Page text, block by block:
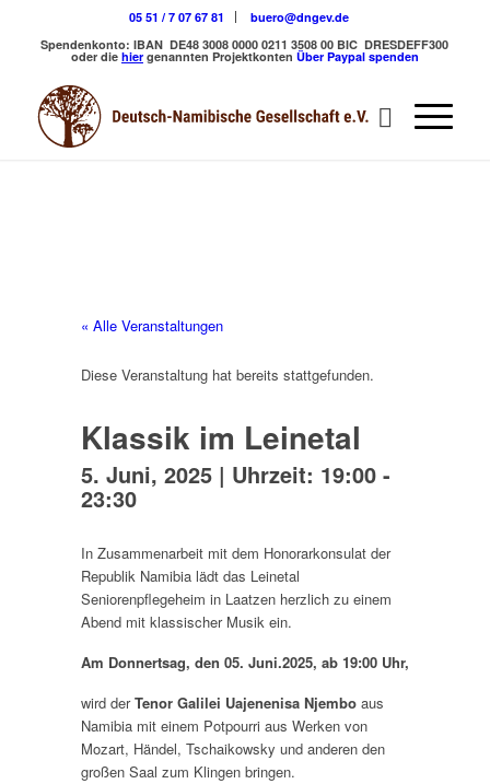
05 51 / 7 07 67 81
buero@dngev.de
Spendenkonto: IBAN DE48 3008 0000 0211 3508 00 BIC DRESDEFF300
oder die hiergenannten Projektkonten Über Paypal spenden
« Alle Veranstaltungen
Diese Veranstaltung hat bereits stattgefunden.
Klassik im Leinetal
5. Juni, 2025 | Uhrzeit: 19:00-
23:30
In Zusammenarbeit mit dem Honorarkonsulat der
Republik Namibia lädt das Leinetal
Seniorenpflegeheim in Laatzen herzlich zu einem
Abend mit klassischer Musik ein.
Am Donnertsag, den 05. Juni.2025, ab 19:00 Uhr,
wird derTenor Galilei Uajenenisa Njembo aus
Namibia mit einem Potpourri aus Werken von
Mozart, Händel, Tschaikowsky und anderen den
großen Saal zum Klingen bringen.